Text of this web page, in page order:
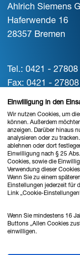
Ahlrich Siemens
Haferwende 16
28357 Bremen
Tel.: 0421 -
Fax: 0421 -
STANDORT
Verkauf &
Ahlrich Siemens
Hans-Böckler-
30851
Einwilligung in den
Wir nutzen Cookies, um
können. Außerdem
anzeigen. Darüber hinaus
analysieren oder zu
ablehnen oder dort
Einwilligung nach § 25
Cookies, sowie die
Verwendung dieser
Wenn Sie zu einem
Einstellungen jederzeit für
Link „Cookie-
Wenn Sie mindestens 16
Buttons „Allen Cookies
einwilligen.